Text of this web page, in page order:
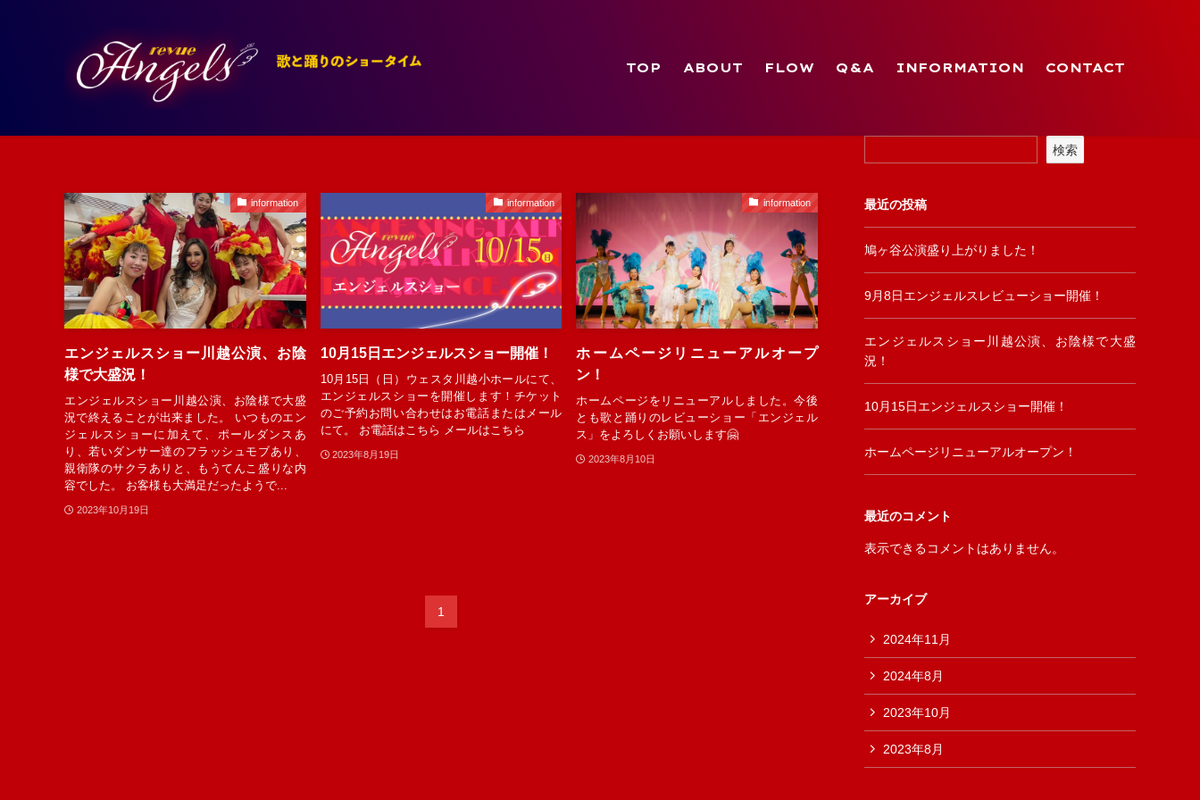
TOP ABOUT FLOW Q&A INFORMATION CONTACT
information
エンジェルスショー川越公演、お陰
様で大盛況！
エンジェルスショー川越公演、お陰様で大盛
況で終えることが出来ました。 いつものエン
ジェルスショーに加えて、ポールダンスあ
り、若いダンサー達のフラッシュモブあり、
親衛隊のサクラありと、もうてんこ盛りな内
容でした。 お客様も大満足だったようで...
2023年10月19日
information
10月15日エンジェルスショー開催！
10月15日（日）ウェスタ川越小ホールにて、
エンジェルスショーを開催します！チケット
のご予約お問い合わせはお電話またはメール
にて。 お電話はこちら メールはこちら
2023年8月19日
information
ホームページリニューアルオープ
ン！
ホームページをリニューアルしました。今後
とも歌と踊りのレビューショー「エンジェル
ス」をよろしくお願いします🤗
2023年8月10日
1
検索
最近の投稿
鳩ヶ谷公演盛り上がりました！
9月8日エンジェルスレビューショー開催！
エンジェルスショー川越公演、お陰様で大盛
況！
10月15日エンジェルスショー開催！
ホームページリニューアルオープン！
最近のコメント
表示できるコメントはありません。
アーカイブ
2024年11月
2024年8月
2023年10月
2023年8月